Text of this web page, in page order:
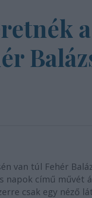
van túl Fehér
napok című művét
csak egy néző